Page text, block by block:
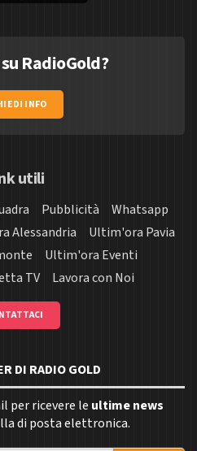
RadioGold?
INFO
utili
Pubblicità
Whatsapp
Alessandria
Ultim'ora Pavia
Ultim'ora Eventi
TV Lavora con Noi
DI RADIO GOLD
per ricevere le ultime news
di posta elettronica.